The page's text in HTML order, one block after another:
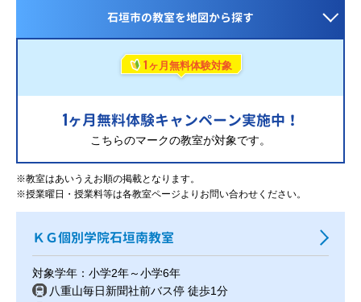
石垣市の教室を地図から探す
1 ヶ月無料体験対象
1ヶ月無料体験キャンペーン実施中！
こちらのマークの教室が対象です。
※教室はあいうえお順の掲載となります。
※授業曜日・授業料等は各教室ページよりお問い合わせください。
ＫＧ個別学院石垣南教室
対象学年：小学2年～小学6年
八重山毎日新聞社前バス停 徒歩1分